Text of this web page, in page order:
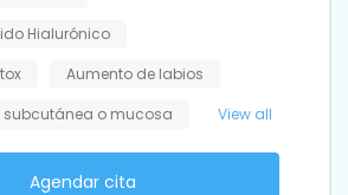
Hialurónico
Aumento de labios
subcutánea o mucosa
View all
Agendar cita